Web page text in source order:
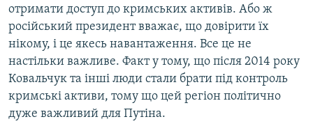
отримати доступ до кримських активів. Або ж
російський президент вважає, що довірити їх
нікому, і це якесь навантаження. Все це не
настільки важливе. Факт у тому, що після 2014 року
Ковальчук та інші люди стали брати під контроль
кримські активи, тому що цей регіон політично
дуже важливий для Путіна.